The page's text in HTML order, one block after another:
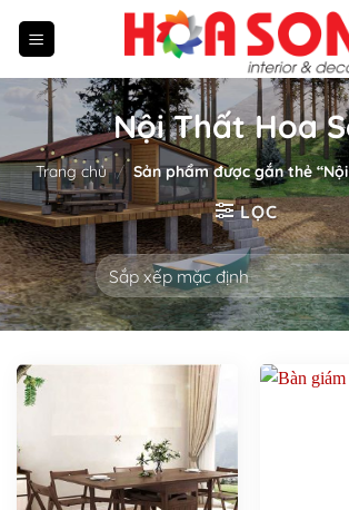
Nội Thất Hoa
Trang chủ / Sản phẩm được gắn thẻ
LỌC